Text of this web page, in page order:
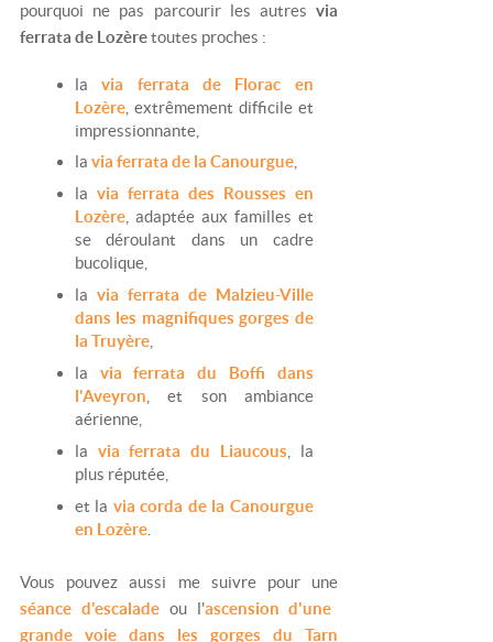
pourquoi ne pas parcourir les autresvia
ferrata de Lozèretoutes proches :
lavia ferrata de Florac en
Lozère, extrêmement difficile et
impressionnante,
la via ferrata de la Canourgue,
la via ferrata des Rousses en
Lozère, adaptée aux familles et
se déroulant dans un cadre
bucolique,
la via ferrata de Malzieu-Ville
dans les magnifiques gorges de
la Truyère,
la via ferrata du Boffi dans
l'Aveyron , et son ambiance
aérienne,
la via ferrata du Liaucous , la
plus réputée,
et la via corda de la Canourgue
en Lozère.
Vous pouvez aussi me suivre pour une
séance d'escaladeou l'ascension d'une
grande voie dans les gorges du Tarn